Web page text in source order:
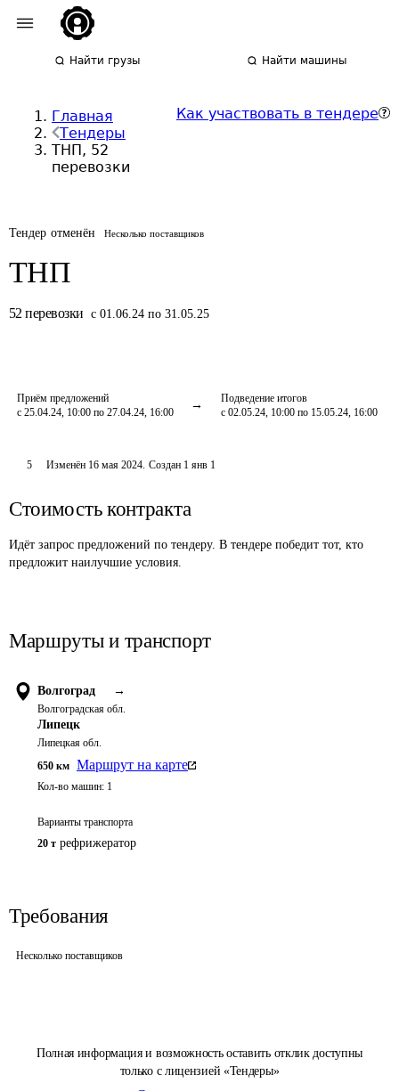
Найти грузы Найти машины
Главная
Тендеры
ТНП, 52
перевозки
Как участвовать в тендере
Тендер отменён Несколько поставщиков
ТНП
52 перевозки с 01.06.24 по 31.05.25
Приём предложений
с 25.04.24, 10:00 по 27.04.24, 16:00
Подведение итогов
с 02.05.24, 10:00 по 15.05.24, 16:00
Полная информация и возможность оставить отклик доступны
только с лицензией «Тендеры»
5 Изменён 16 мая 2024. Создан 1 янв 1
Стоимость контракта
Идёт запрос предложений по тендеру. В тендере победит тот, кто
предложит наилучшие условия.
Маршруты и транспорт
Волгоград →
Волгоградская обл.
Липецк
Липецкая обл.
650 км Маршрут на карте
Кол-во машин: 1
Варианты транспорта
20 т рефрижератор
Требования
Несколько поставщиков